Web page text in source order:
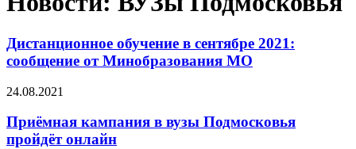
Дистанционное обучение в сентябре 2021:
сообщение от Минобразования МО
24.08.2021
Приёмная кампания в вузы Подмосковья
пройдёт онлайн